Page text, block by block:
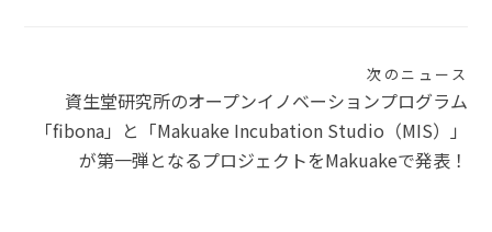
シ
次のニュース
資生堂研究所のオープンイノベーションプログラム
「fibona」と「Makuake Incubation Studio（MIS）」
が第一弾となるプロジェクトをMakuakeで発表！